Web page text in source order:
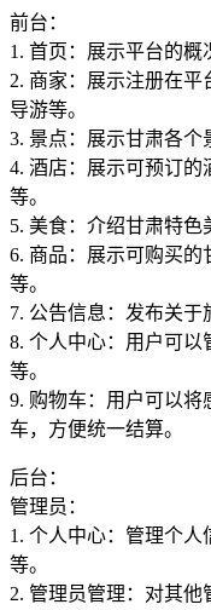
前台：
1. 首页：展示平台的概
2. 商家：展示注册在
导游等。
3. 景点：展示甘肃各个
4. 酒店：展示可预订
等。
5. 美食：介绍甘肃特色
6. 商品：展示可购买
等。
7. 公告信息：发布关于
8. 个人中心：用户可
等。
9. 购物车：用户可以
车，方便统一结算。
后台：
管理员：
1. 个人中心：管理个
等。
2. 管理员管理：对其他